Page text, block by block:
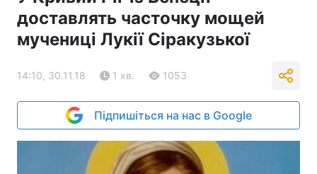
доставлять часточку мощей
мучениці Лукії Сіракузької
14:10, 30.11.18 1 хв. 1053
Підпишіться на нас в Google